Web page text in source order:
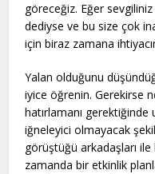
göreceğiz. Eğer sevgiliniz
dediyse ve bu size çok
için biraz zamana
Yalan olduğunu
iyice öğrenin. Gerekirse
hatırlamanı gerektiğinde
iğneleyici olmayacak
görüştüğü arkadaşları ile
zamanda bir etkinlik